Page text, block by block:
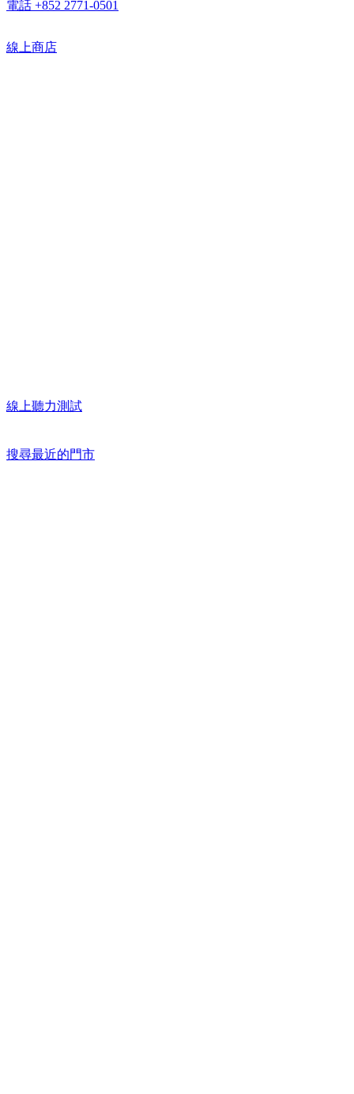
電話 +852 2771-0501
線上商店
線上聽力測試
搜尋最近的門市